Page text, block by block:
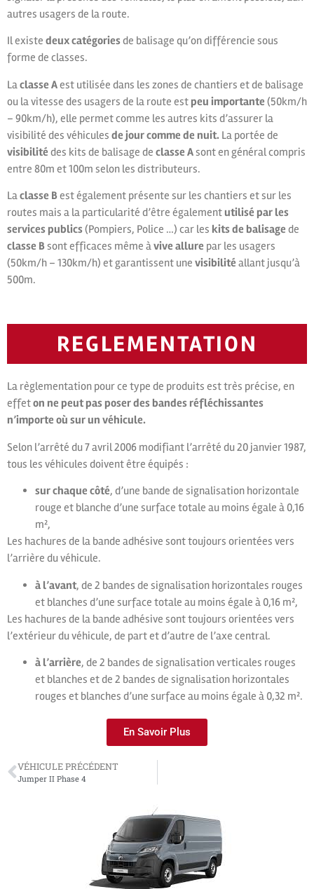
autres usagers de la route.
Il existe deux catégoriesde balisage qu’on différencie sous
forme de classes.
Laclasse Aest utilisée dans les zones de chantiers et de balisage
ou la vitesse des usagers de la route est peu importante (50km/h
– 90km/h), elle permet comme les autres kits d’assurer la
visibilité des véhicules de jour comme de nuit. La portée de
visibilité des kits de balisage de classe Asont en général compris
entre 80m et 100m selon les distributeurs.
Laclasse Best également présente sur les chantiers et sur les
routes mais a la particularité d’être égalementutilisé par les
services publics(Pompiers, Police …) car les kits de balisage de
classe Bsont efficaces même àvive allure par les usagers
(50km/h – 130km/h) et garantissent une visibilité allant jusqu’à
500m.
REGLEMENTATION
La règlementation pour ce type de produits est très précise, en
effeton ne peut pas poser des bandes réfléchissantes
n’importe où sur un véhicule.
Selon l’arrêté du 7 avril 2006 modifiant l’arrêté du 20 janvier 1987,
tous les véhicules doivent être équipés :
sur chaque côté, d’une bande de signalisation horizontale
rouge et blanche d’une surface totale au moins égale à 0,16
m²,
Les hachures de la bande adhésive sont toujours orientées vers
l’arrière du véhicule.
à l’avant, de 2 bandes de signalisation horizontales rouges
et blanches d’une surface totale au moins égale à 0,16 m²,
Les hachures de la bande adhésive sont toujours orientées vers
l’extérieur du véhicule, de part et d’autre de l’axe central.
à l’arrière, de 2 bandes de signalisation verticales rouges
et blanches et de 2 bandes de signalisation horizontales
rouges et blanches d’une surface au moins égale à 0,32 m².
En Savoir Plus
VÉHICULE PRÉCÉDENT
Jumper II Phase 4